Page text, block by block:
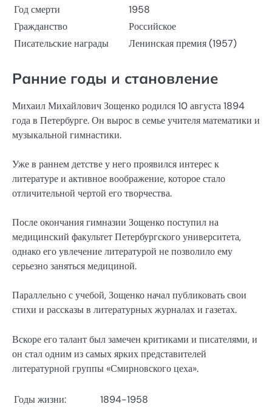
Год смерти
1958
Гражданство
Российское
Писательские награды
Ленинская премия (1957)
Ранние годы и становление
Михаил Михайлович Зощенко родился 10 августа 1894
года в Петербурге. Он вырос в семье учителя математики и
музыкальной гимнастики.
Уже в раннем детстве у него проявился интерес к
литературе и активное воображение, которое стало
отличительной чертой его творчества.
После окончания гимназии Зощенко поступил на
медицинский факультет Петербургского университета,
однако его увлечение литературой не позволило ему
серьезно заняться медициной.
Параллельно с учебой, Зощенко начал публиковать свои
стихи и рассказы в литературных журналах и газетах.
Вскоре его талант был замечен критиками и писателями, и
он стал одним из самых ярких представителей
литературной группы «Смирновского цеха».
Годы жизни: 1894-1958